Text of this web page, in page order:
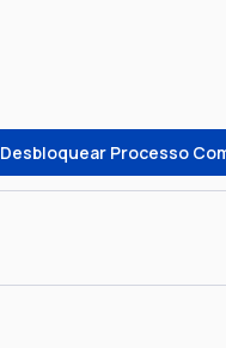
Desbloquear Processo